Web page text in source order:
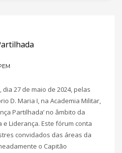
27 de maio de 2024, pelas
D. Maria I, na Academia Militar,
Partilhada’ no âmbito da
e Liderança. Este fórum conta
convidados das áreas da
o Capitão